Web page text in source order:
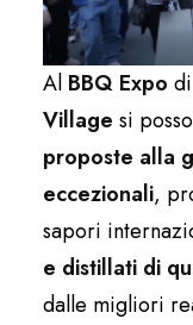
Al BBQ Expo
Village si
proposte alla
eccezionali,
sapori
e distillati di
dalle migliori